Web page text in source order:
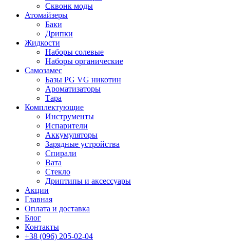
Сквонк моды
Атомайзеры
Баки
Дрипки
Жидкости
Наборы солевые
Наборы органические
Самозамес
Базы PG VG никотин
Ароматизаторы
Тара
Комплектующие
Инструменты
Испарители
Аккумуляторы
Зарядные устройства
Спирали
Вата
Стекло
Дриптипы и аксессуары
Акции
Главная
Оплата и доставка
Блог
Контакты
+38 (096) 205-02-04